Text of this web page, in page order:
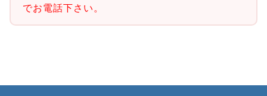
でお電話下さい。